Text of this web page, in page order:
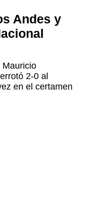
Andes y
Mauricio
2-0 al
en el certamen